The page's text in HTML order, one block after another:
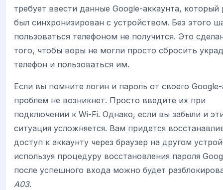
требует ввести данные Google-аккаунта, который
был синхронизирован с устройством. Без этого
пользоваться телефоном не получится. Это
того, чтобы воры не могли просто сбросить
телефон и пользоваться им.
Если вы помните логин и пароль от своего Google-
проблем не возникнет. Просто введите их при
подключении к Wi-Fi. Однако, если вы забыли и
ситуация усложняется. Вам придется
доступ к аккаунту через браузер на другом
используя процедуру восстановления пароля
после успешного входа можно будет
A03.